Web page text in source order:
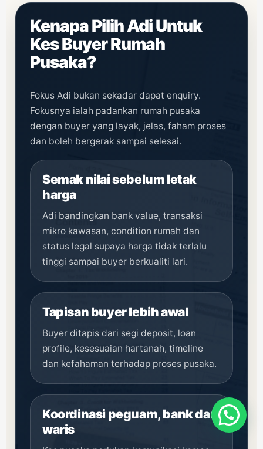
Kenapa Pilih Adi Untuk
Kes Buyer Rumah
Pusaka?
Fokus Adi bukan sekadar dapat enquiry.
Fokusnya ialah padankan rumah pusaka
dengan buyer yang layak, jelas, faham proses
dan boleh bergerak sampai selesai.
Semak nilai sebelum letak
harga
Adi bandingkan bank value, transaksi
mikro kawasan, condition rumah dan
status legal supaya harga tidak terlalu
tinggi sampai buyer berkualiti lari.
Tapisan buyer lebih awal
Buyer ditapis dari segi deposit, loan
profile, kesesuaian hartanah, timeline
dan kefahaman terhadap proses pusaka.
Koordinasi peguam, bank dan
waris